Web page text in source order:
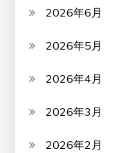
2026年6月
2026年5月
2026年4月
2026年3月
2026年2月